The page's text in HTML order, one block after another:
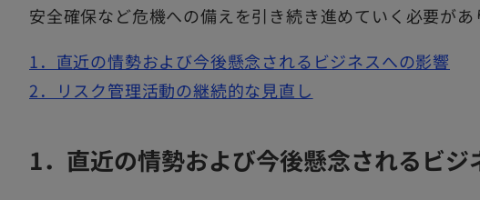
安全確保など危機への備えを引き続き進めていく必要があ
1．直近の情勢および今後懸念されるビジネスへの影響
2．リスク管理活動の継続的な見直し
1．直近の情勢および今後懸念されるビジ